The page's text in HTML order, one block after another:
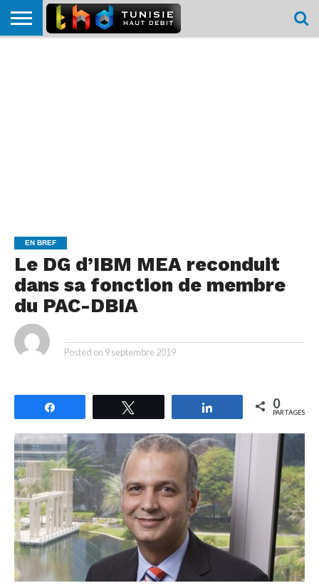
EN BREF
Le DG d’IBM MEA reconduit
dans sa fonction de membre
du PAC-DBIA
Posted on 9 septembre 2019
Partagez 0
PARTAGES